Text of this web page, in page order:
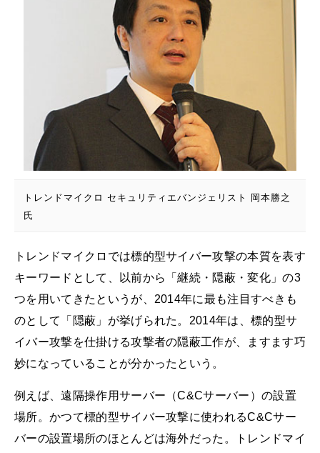
トレンドマイクロ セキュリティエバンジェリスト 岡本勝之
氏
トレンドマイクロでは標的型サイバー攻撃の本質を表す
キーワードとして、以前から「継続・隠蔽・変化」の3
つを用いてきたというが、2014年に最も注目すべきも
のとして「隠蔽」が挙げられた。2014年は、標的型サ
イバー攻撃を仕掛ける攻撃者の隠蔽工作が、ますます巧
妙になっていることが分かったという。
例えば、遠隔操作用サーバー（C&Cサーバー）の設置
場所。かつて標的型サイバー攻撃に使われるC&Cサー
バーの設置場所のほとんどは海外だった。トレンドマイ